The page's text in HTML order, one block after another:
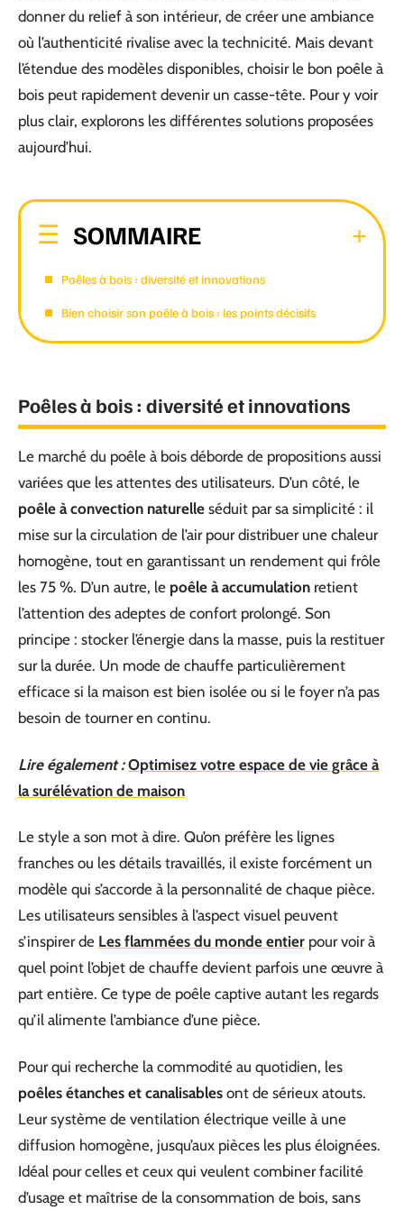
donner du relief à son intérieur, de créer une ambiance
où l’authenticité rivalise avec la technicité. Mais devant
l’étendue des modèles disponibles, choisir le bon poêle à
bois peut rapidement devenir un casse-tête. Pour y voir
plus clair, explorons les différentes solutions proposées
aujourd’hui.
SOMMAIRE
Poêles à bois : diversité et innovations
Bien choisir son poêle à bois : les points décisifs
Poêles à bois : diversité et innovations
Le marché du poêle à bois déborde de propositions aussi
variées que les attentes des utilisateurs. D’un côté, le
poêle à convection naturelle séduit par sa simplicité : il
mise sur la circulation de l’air pour distribuer une chaleur
homogène, tout en garantissant un rendement qui frôle
les 75 %. D’un autre, le poêle à accumulation retient
l’attention des adeptes de confort prolongé. Son
principe : stocker l’énergie dans la masse, puis la restituer
sur la durée. Un mode de chauffe particulièrement
efficace si la maison est bien isolée ou si le foyer n’a pas
besoin de tourner en continu.
Lire également : Optimisez votre espace de vie grâce à
la surélévation de maison
Le style a son mot à dire. Qu’on préfère les lignes
franches ou les détails travaillés, il existe forcément un
modèle qui s’accorde à la personnalité de chaque pièce.
Les utilisateurs sensibles à l’aspect visuel peuvent
s’inspirer de Les flammées du monde entier pour voir à
quel point l’objet de chauffe devient parfois une œuvre à
part entière. Ce type de poêle captive autant les regards
qu’il alimente l’ambiance d’une pièce.
Pour qui recherche la commodité au quotidien, les
poêles étanches et canalisables ont de sérieux atouts.
Leur système de ventilation électrique veille à une
diffusion homogène, jusqu’aux pièces les plus éloignées.
Idéal pour celles et ceux qui veulent combiner facilité
d’usage et maîtrise de la consommation de bois, sans